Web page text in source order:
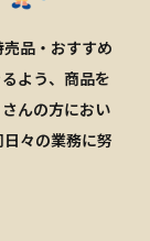
品・おすすめ
よう、商品を
んの方におい
々の業務に努